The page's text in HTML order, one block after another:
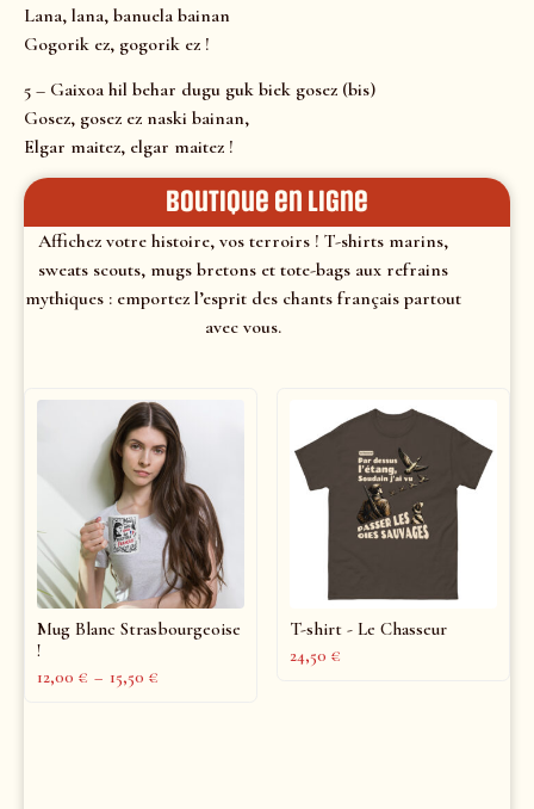
Lana, lana, banuela bainan
Gogorik ez, gogorik ez !
5 – Gaixoa hil behar dugu guk biek gosez (bis)
Gosez, gosez ez naski bainan,
Elgar maitez, elgar maitez !
Boutique en ligne
Affichez votre histoire, vos terroirs ! T-shirts marins,
sweats scouts, mugs bretons et tote-bags aux refrains
mythiques : emportez l’esprit des chants français partout
avec vous.
Mug Blanc Strasbourgeoise
!
12,00 € – 15,50 €
T-shirt - Le Chasseur
24,50 €